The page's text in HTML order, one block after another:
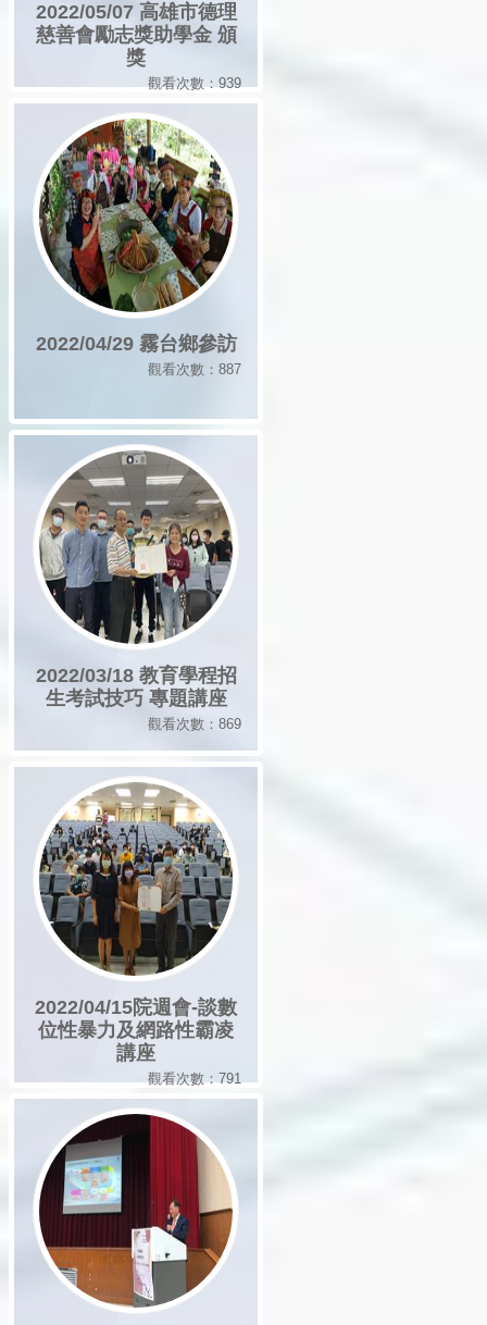
2022/05/07 高雄市德理
慈善會勵志獎助學金 頒
獎
觀看次數：939
2022/04/29 霧台鄉參訪
觀看次數：887
2022/03/18 教育學程招
生考試技巧 專題講座
觀看次數：869
2022/04/15院週會-談數
位性暴力及網路性霸凌
講座
觀看次數：791